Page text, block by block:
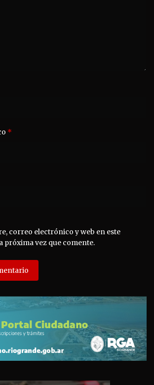
*
correo electrónico y web en este
próxima vez que comente.